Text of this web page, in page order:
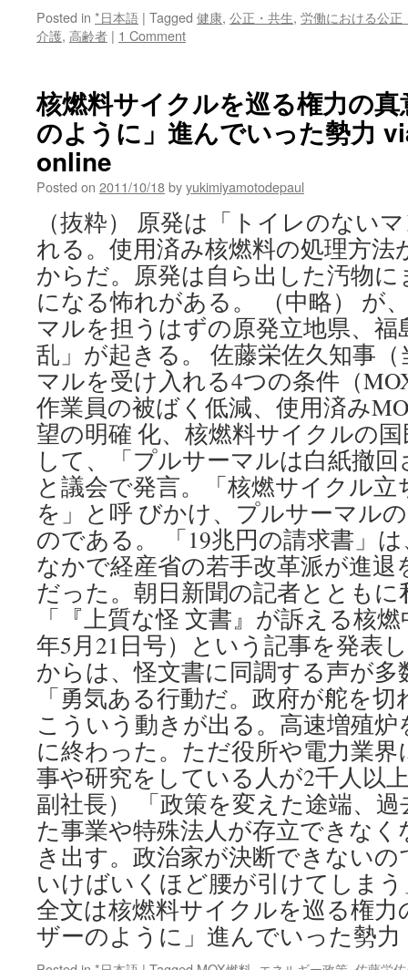
Posted in *日本語 | Tagged 健康, 公正・共生, 労働における公正
介護, 高齢者 | 1 Comment
核燃料サイクルを巡る権力の
のように」進んでいった勢力
online
Posted on 2011/10/18byyukimiyamotodepaul
（抜粋） 原発は「トイレのない
れる。使用済み核燃料の処理方
からだ。原発は自ら出した汚物
になる怖れがある。 （中略） が
マルを担うはずの原発立地県、福
乱」が起きる。 佐藤栄佐久知事
マルを受け入れる4つの条件（
作業員の被ばく低減、使用済み
望の明確 化、核燃料サイクルの
して、「プルサーマルは白紙撤
と議会で発言。「核燃サイクル
を」と呼 びかけ、プルサーマル
のである。 「19兆円の請求書」
なかで経産省の若手改革派が進
だった。朝日新聞の記者ととも
「『上質な怪 文書』が訴える核
年5月21日号）という記事を発表
からは、怪文書に同調する声が
「勇気ある行動だ。政府が舵を
こういう動きが出る。高速増殖
に終わった。ただ役所や電力業
事や研究をしている人が2千人以
副社長） 「政策を変えた途端、
た事業や特殊法人が存立できな
き出す。政治家が決断できない
いけばいくほど腰が引けてしま
全文は核燃料サイクルを巡る権力
ザーのように」進んでいった勢力